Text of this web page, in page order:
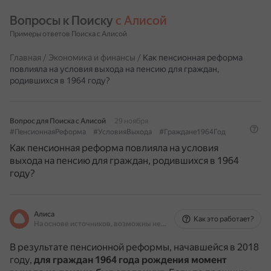
Вопросы к Поиску с Алисой
Примеры ответов Поиска с Алисой
Главная / Экономика и финансы / Как пенсионная реформа
повлияла на условия выхода на пенсию для граждан,
родившихся в 1964 году?
Вопрос для Поиска с Алисой
29 ноября
#ПенсионнаяРеформа
#УсловияВыхода #Граждане1964Год
Как пенсионная реформа повлияла на условия
выхода на пенсию для граждан, родившихся в 1964
году?
Алиса
На основе источников, возможны неточности
Как это работает?
В результате пенсионной реформы, начавшейся в 2018
году, для граждан 1964 года рождения момент